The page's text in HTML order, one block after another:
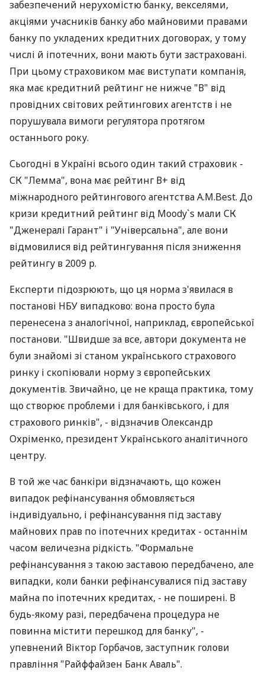
забезпечений нерухомістю банку, векселями,
акціями учасників банку або майновими правами
банку по укладених кредитних договорах, у тому
числі й іпотечних, вони мають бути застраховані.
При цьому страховиком має виступати компанія,
яка має кредитний рейтинг не нижче "В" від
провідних світових рейтингових агентств і не
порушувала вимоги регулятора протягом
останнього року.
Сьогодні в Україні всього один такий страховик -
СК "Лемма", вона має рейтинг В+ від
міжнародного рейтингового агентства A.M.Best. До
кризи кредитний рейтинг від Moody`s мали СК
"Дженералі Гарант" і "Універсальна", але вони
відмовилися від рейтингування після зниження
рейтингу в 2009 р.
Експерти підозрюють, що ця норма з'явилася в
постанові НБУ випадково: вона просто була
перенесена з аналогічної, наприклад, європейської
постанови. "Швидше за все, автори документа не
були знайомі зі станом українського страхового
ринку і скопіювали норму з європейських
документів. Звичайно, це не краща практика, тому
що створює проблеми і для банківського, і для
страхового ринків", - відзначив Олександр
Охріменко, президент Українського аналітичного
центру.
В той же час банкіри відзначають, що кожен
випадок рефінансування обмовляється
індивідуально, і рефінансування під заставу
майнових прав по іпотечних кредитах - останнім
часом величезна рідкість. "Формальне
рефінансування з такою заставою передбачено, але
випадки, коли банки рефінансувалися під заставу
майна по іпотечних кредитах, - не поширені. В
будь-якому разі, передбачена процедура не
повинна містити перешкод для банку", -
упевнений Віктор Горбачов, заступник голови
правління "Райффайзен Банк Аваль".